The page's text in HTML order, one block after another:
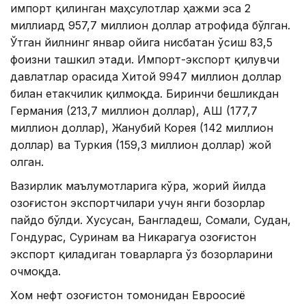
импорт қилинган маҳсулотлар ҳажми эса 2
миллиард 957,7 миллион доллар атрофида бўлган.
Ўтган йилнинг январ ойига нисбатан ўсиш 83,5
фоизни ташкил этади. Импорт-экспорт қилувчи
давлатлар орасида Хитой 9947 миллион доллар
билан етакчилик қилмоқда. Биринчи бешликдан
Германия (213,7 миллион доллар), АҚШ (177,7
миллион доллар), Жанубий Корея (142 миллион
доллар) ва Туркия (159,3 миллион доллар) жой
олган.
Вазирлик маълумотларига кўра, жорий йилда
Қозоғистон экспортчилари учун янги бозорлар
пайдо бўлди. Хусусан, Бангладеш, Сомали, Судан,
Гондурас, Суринам ва Никарагуа Қозоғистон
экспорт қиладиган товарларга ўз бозорларини
очмоқда.
Хом нефт Қозоғистон томонидан Евроосиё